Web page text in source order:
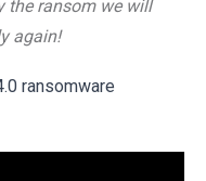
the ransom we will
again!
ransomware